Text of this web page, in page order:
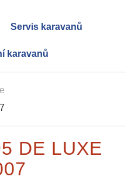
Servis karavanů
karavanů
DE LUXE